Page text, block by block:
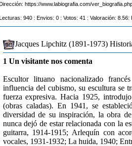
https://www.labiografia.com/
940 : Envios: 0 : Votos: 41 : Valoración: 8.56:
Jacques Lipchitz (1891-1973)
1 Un visitante nos comenta
Escultor lituano nacionalizado
influencia del cubismo, su escultura se
fuerza expresiva. Hacia 1925,
(obras caladas). En 1941, se
diversidad de su inspiración, la obra
nunca dejó de estar relacionada con la
guitarra, 1914-1915; Arlequín con
vocales, 1931-1932; La huida, 1940;